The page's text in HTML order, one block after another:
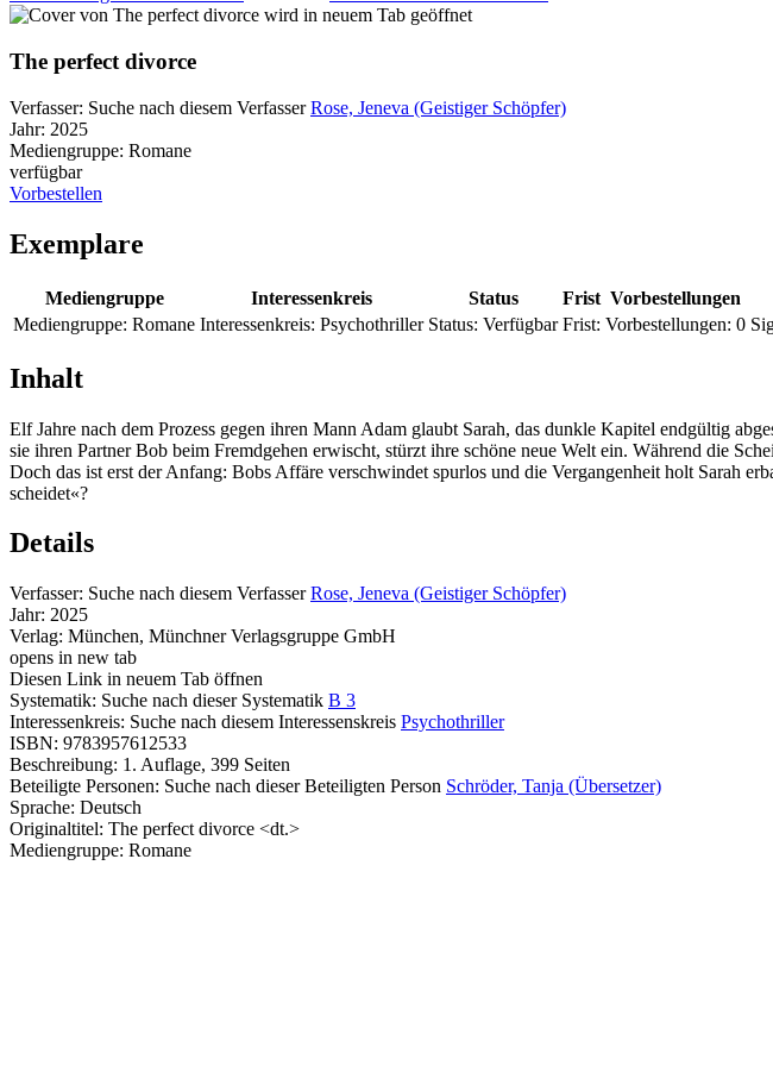
wird in neuem Tab geöffnet
The perfect divorce
Verfasser: Suche nach diesem Verfasser Rose, Jeneva (Geistiger Schöpfer)
Jahr: 2025
Mediengruppe: Romane
verfügbar
Vorbestellen
Exemplare
Mediengruppe Interessenkreis Status Frist Vorbestellungen
Mediengruppe: Romane Interessenkreis: Psychothriller Status: Verfügbar Frist: Vorbestellungen: 0
Inhalt
Elf Jahre nach dem Prozess gegen ihren Mann Adam glaubt Sarah, das dunkle Kapitel endgültig
sie ihren Partner Bob beim Fremdgehen erwischt, stürzt ihre schöne neue Welt ein. Während die
Doch das ist erst der Anfang: Bobs Affäre verschwindet spurlos und die Vergangenheit holt Sarah
scheidet«?
Details
Verfasser: Suche nach diesem Verfasser Rose, Jeneva (Geistiger Schöpfer)
Jahr: 2025
Verlag: München, Münchner Verlagsgruppe GmbH
opens in new tab
Diesen Link in neuem Tab öffnen
Systematik: Suche nach dieser Systematik B 3
Interessenkreis: Suche nach diesem Interessenskreis Psychothriller
ISBN: 9783957612533
Beschreibung: 1. Auflage, 399 Seiten
Beteiligte Personen: Suche nach dieser Beteiligten Person Schröder, Tanja (Übersetzer)
Sprache: Deutsch
Originaltitel: The perfect divorce <dt.>
Mediengruppe: Romane